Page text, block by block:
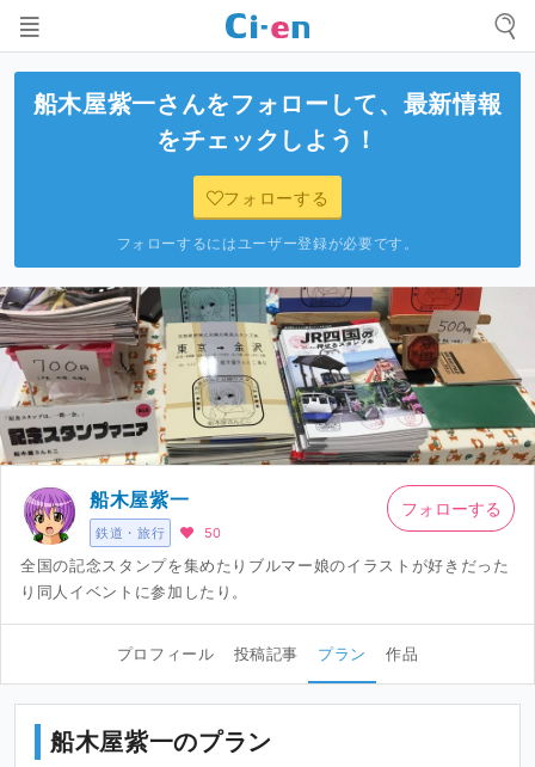
船木屋紫一さんをフォローして、最新情報
をチェックしよう！
フォローする
フォローするにはユーザー登録が必要です。
鉄道・旅行
船木屋紫一
50
全国の記念スタンプを集めたりブルマー娘のイラストが好きだった
り同人イベントに参加したり。
フォローする
プロフィール 投稿記事 プラン 作品
船木屋紫一のプラン